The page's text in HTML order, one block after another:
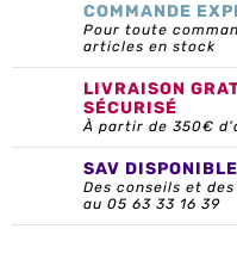
COMMANDE
Pour toute
articles en stock
LIVRAISON
SÉCURISÉ
À partir de 350€
SAV
Des conseils et
au 05 63 33 16 39